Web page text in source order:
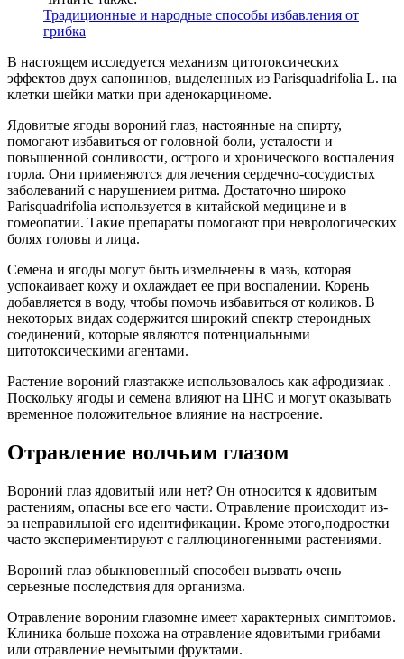
Традиционные и народные способы избавления от
грибка
В настоящем исследуется механизм цитотоксических
эффектов двух сапонинов, выделенных из Parisquadrifolia L. на
клетки шейки матки при аденокарциноме.
Ядовитые ягоды вороний глаз, настоянные на спирту,
помогают избавиться от головной боли, усталости и
повышенной сонливости, острого и хронического воспаления
горла. Они применяются для лечения сердечно-сосудистых
заболеваний с нарушением ритма. Достаточно широко
Parisquadrifolia используется в китайской медицине и в
гомеопатии. Такие препараты помогают при неврологических
болях головы и лица.
Семена и ягоды могут быть измельчены в мазь, которая
успокаивает кожу и охлаждает ее при воспалении. Корень
добавляется в воду, чтобы помочь избавиться от коликов. В
некоторых видах содержится широкий спектр стероидных
соединений, которые являются потенциальными
цитотоксическими агентами.
Растение вороний глазтакже использовалось как афродизиак .
Поскольку ягоды и семена влияют на ЦНС и могут оказывать
временное положительное влияние на настроение.
Отравление волчьим глазом
Вороний глаз ядовитый или нет? Он относится к ядовитым
растениям, опасны все его части. Отравление происходит из-
за неправильной его идентификации. Кроме этого,подростки
часто экспериментируют с галлюциногенными растениями.
Вороний глаз обыкновенный способен вызвать очень
серьезные последствия для организма.
Отравление вороним глазомне имеет характерных симптомов.
Клиника больше похожа на отравление ядовитыми грибами
или отравление немытыми фруктами.